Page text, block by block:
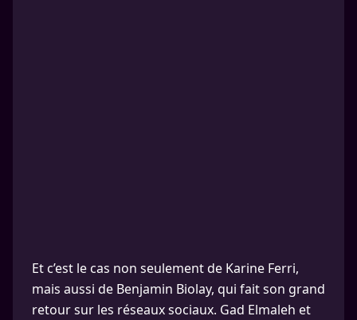
Et c’est le cas non seulement de Karine Ferri,
mais aussi de Benjamin Biolay, qui fait son grand
retour sur les réseaux sociaux. Gad Elmaleh et